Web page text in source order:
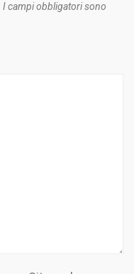
I campi obbligatori sono